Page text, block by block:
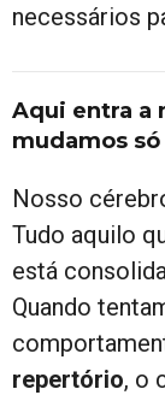
necessários
Aqui entra a
mudamos
Nosso
Tudo aquilo
está
Quando
repertório, o